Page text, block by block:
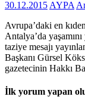
30.12.2015 AYPA
Avrupa’daki en
Antalya’da
taziye mesajı
Başkanı Gürsel
gazetecinin Hakkı
İlk yorum yapan